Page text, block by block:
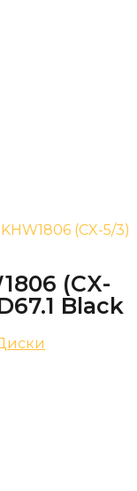
(CX-5/3)
(CX-
Black